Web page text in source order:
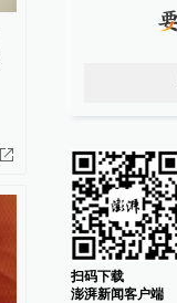
扫码下载
澎湃新闻客户端